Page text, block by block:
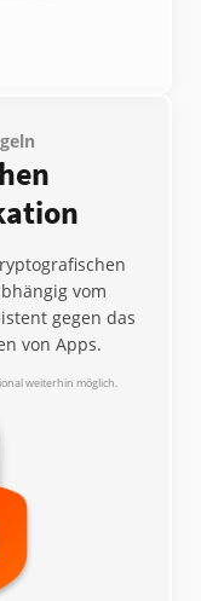
vom
gegen das
von Apps.
weiterhin möglich.